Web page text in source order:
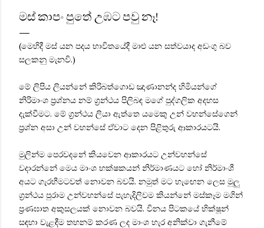
මස් කාපං පුතේ උඹට පවු නෑ!
(මෙහිදී මස් යන පදය භාවිතයේදී මාළු යන සත්වයාද අඩංගු බව
සලකනු මැනවි.)
මේ ලිපිය ලියන්නේ කිරිබත්ගොඩ ඤාණානන්ද හිමියන්ගේ
නිරිමාංශ ප්‍රශ්නය නම් ග්‍රන්ථය පිලිබඳ මගේ පුද්ගලික අදහස
දැක්වීමට. මේ ග්‍රන්ථය ලියා ඇත්තෙ යමෙකු උන් වහන්සේගෙන්
ප්‍රශ්න අසා උන් වහන්සේ ඒවාට දෙන පිළිතුරු ආකාරයටයි.
මුලින්ම පෙරවදනේ කියවෙන ආකාරයට උන්වහන්සේ
වදාරන්නේ මෙය මාංශ භක්ෂකයන් නිර්මාණයට හෝ නිර්මාංශී
අයට ගැරහීමටවත් නොවන බවයි. නමුත් මට හැඟෙන ලෙස මුලු
ග්‍රන්ථය පුරාම උන්වහන්සේ පැහැදිලිවම කියන්නේ මස්කෑම මගින්
ප්‍රණඝාත අකුසලයක් නොවන බවයි. විනය පිටකයේ භික්ෂූන්
සඳහා වැළඳීම තහනම් කරණ ලද මාංශ හැර අනික්වා ගැනීමේ